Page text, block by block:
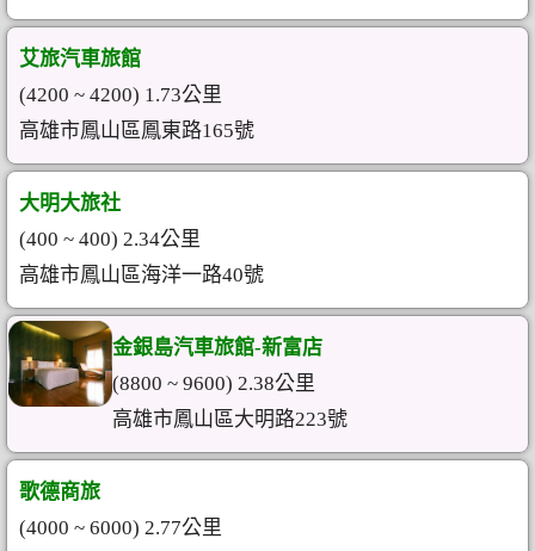
艾旅汽車旅館
(4200 ~ 4200) 1.73公里
高雄市鳳山區鳳東路165號
大明大旅社
(400 ~ 400) 2.34公里
高雄市鳳山區海洋一路40號
金銀島汽車旅館-新富店
(8800 ~ 9600) 2.38公里
高雄市鳳山區大明路223號
歌德商旅
(4000 ~ 6000) 2.77公里